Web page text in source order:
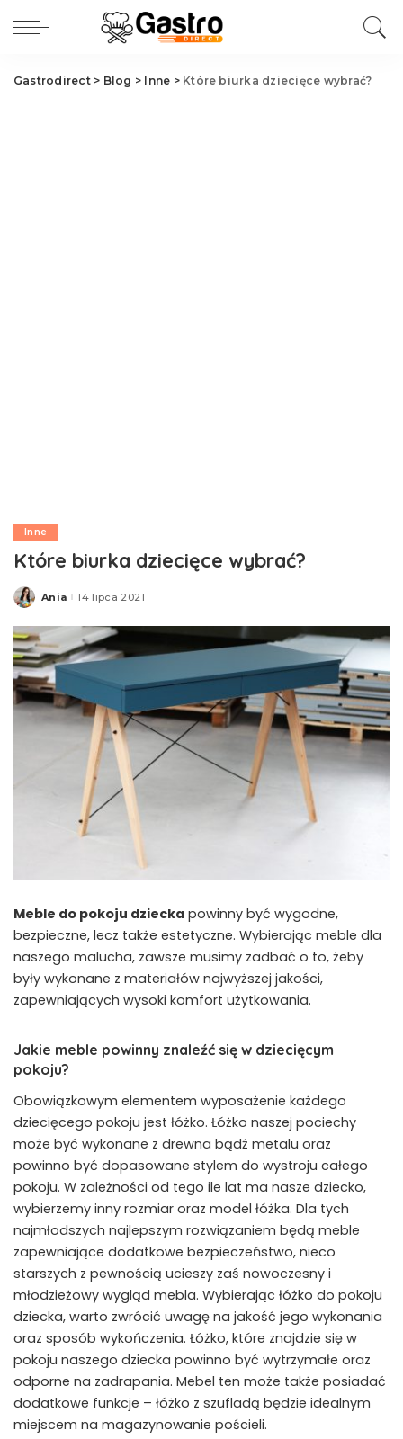
Gastrodirect> Blog > Inne > Które biurka dziecięce wybrać?
Inne
Które biurka dziecięce wybrać?
Posted
Ania 14 lipca 2021
Meble do pokoju dziecka powinny być wygodne,
bezpieczne, lecz także estetyczne. Wybierając meble dla
naszego malucha, zawsze musimy zadbać o to, żeby
były wykonane z materiałów najwyższej jakości,
zapewniających wysoki komfort użytkowania.
Jakie meble powinny znaleźć się w dziecięcym
pokoju?
Obowiązkowym elementem wyposażenie każdego
dziecięcego pokoju jest łóżko. Łóżko naszej pociechy
może być wykonane z drewna bądź metalu oraz
powinno być dopasowane stylem do wystroju całego
pokoju. W zależności od tego ile lat ma nasze dziecko,
wybierzemy inny rozmiar oraz model łóżka. Dla tych
najmłodszych najlepszym rozwiązaniem będą meble
zapewniające dodatkowe bezpieczeństwo, nieco
starszych z pewnością ucieszy zaś nowoczesny i
młodzieżowy wygląd mebla. Wybierając łóżko do pokoju
dziecka, warto zwrócić uwagę na jakość jego wykonania
oraz sposób wykończenia. Łóżko, które znajdzie się w
pokoju naszego dziecka powinno być wytrzymałe oraz
odporne na zadrapania. Mebel ten może także posiadać
dodatkowe funkcje – łóżko z szufladą będzie idealnym
miejscem na magazynowanie pościeli.